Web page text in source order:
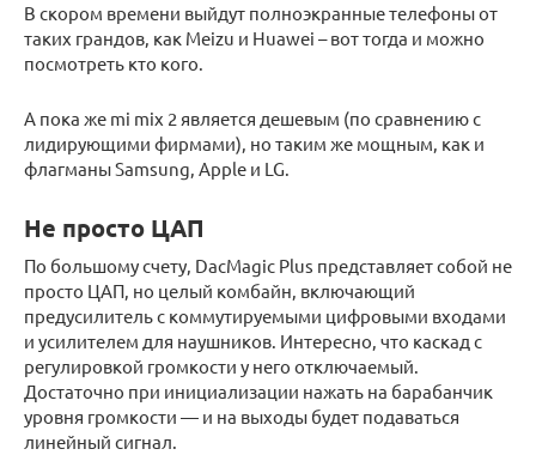
В скором времени выйдут полноэкранные телефоны от
таких грандов, как Meizu и Huawei – вот тогда и можно
посмотреть кто кого.
А пока же mi mix 2 является дешевым (по сравнению с
лидирующими фирмами), но таким же мощным, как и
флагманы Samsung, Apple и LG.
Не просто ЦАП
По большому счету, DacMagic Plus представляет собой не
просто ЦАП, но целый комбайн, включающий
предусилитель с коммутируемыми цифровыми входами
и усилителем для наушников. Интересно, что каскад с
регулировкой громкости у него отключаемый.
Достаточно при инициализации нажать на барабанчик
уровня громкости — и на выходы будет подаваться
линейный сигнал.